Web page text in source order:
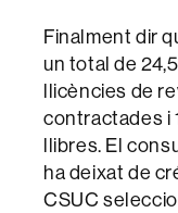
Finalment dir
un total de
llicències de
contractades i
llibres. El
ha deixat de
CSUC